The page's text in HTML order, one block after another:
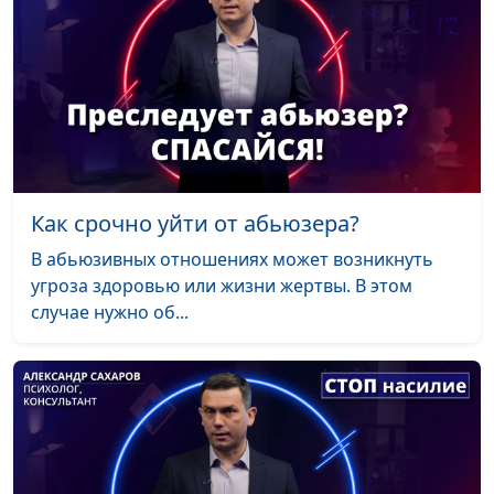
абьюзера?
Александр Сахаров,
священнослужитель,
консультант по семейным
взаимоотношениям
Как понять, что мой
Александр Сахаров,
священнослужитель,
консультант по семейным
#1
Как срочно уйти от абьюзера?
В абьюзивных отношениях может возникнуть
угроза здоровью или жизни жертвы. В этом
случае нужно об...